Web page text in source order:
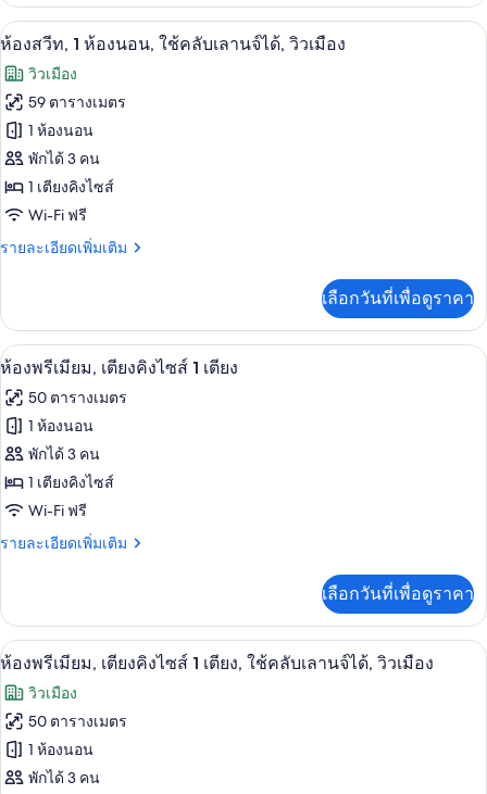
(Residence)
กับ
ห้อง
2
ห้อง
นอน
(Residence)
เปิด
ภาพถ่าย
ทั้งหมด
ของ
ห้อง
สวีท,
1
ห้อง
ใช้
คลับ
เลา
นจ์
ได้,
วิว
เมือง
ห้องสวีท, 1 ห้องนอน, ใช้คลับเลานจ์ได้
9
ห้องสวีท, 1 ห้องนอน, ใช้คลับเลานจ์ได้, วิวเมือง
วิวเมือง
59 ตารางเมตร
1 ห้องนอน
พักได้ 3 คน
1 เตียงคิงไซส์
Wi-Fi ฟรี
รายละเอียดเพิ่มเติม
ราย
เกี่ยว
กับ
ห้อง
ท,
ห้อง
นอน,
ใช้
คลับ
เลา
นจ์
เลือกวันที่เพื่อดูราคา
เปิด
ภาพถ่าย
ทั้งหมด
ของ
ห้อง
พรีเมียม,
เตียง
ไซส์
เตียง
เครื่องนอนระดับพรีเมียม, ผ้านวมขนเ
5
ห้องพรีเมียม, เตียงคิงไซส์ 1 เตียง
50 ตารางเมตร
1 ห้องนอน
พักได้ 3 คน
1 เตียงคิงไซส์
Wi-Fi ฟรี
รายละเอียดเพิ่มเติม
ราย
เกี่ยว
กับ
ห้อง
เตียง
คิง
ไซส์
เตียง
เลือกวันที่เพื่อดูราคา
เปิด
ภาพถ่าย
ทั้งหมด
ของ
ห้อง
เครื่องนอนระดับพรีเมียม, ผ้านวมขนเ
11
ห้องพรีเมียม, เตียงคิงไซส์ 1 เตียง, ใช้คลับเลานจ์ได้, วิวเมือง
วิวเมือง
50 ตารางเมตร
1 ห้องนอน
พักได้ 3 คน